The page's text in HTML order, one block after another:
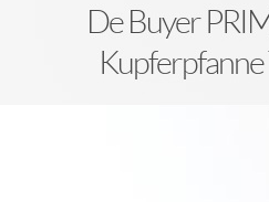
De Buyer